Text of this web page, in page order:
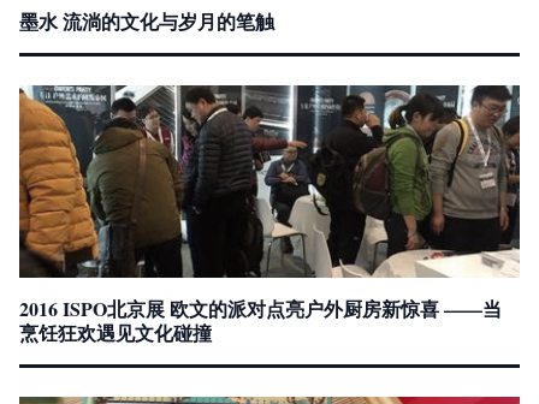
墨水 流淌的文化与岁月的笔触
2016 ISPO北京展 欧文的派对点亮户外厨房新惊喜 ——当
烹饪狂欢遇见文化碰撞